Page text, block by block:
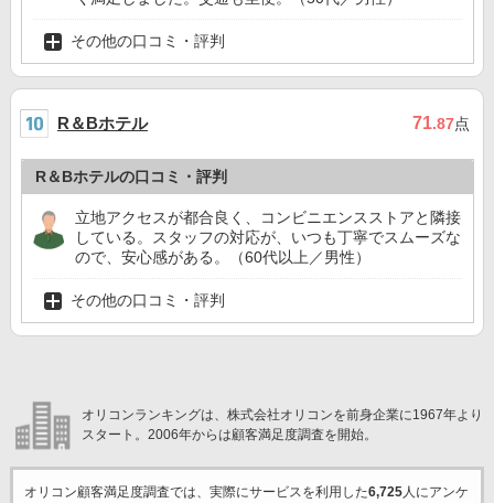
その他の口コミ・評判
R＆Bホテル 71.87点
R＆Bホテルの口コミ・評判
立地アクセスが都合良く、コンビニエンスストアと隣接
している。スタッフの対応が、いつも丁寧でスムーズな
ので、安心感がある。（60代以上／男性）
その他の口コミ・評判
オリコンランキングは、株式会社オリコンを前身企業に1967年より
スタート。2006年からは顧客満足度調査を開始。
オリコン顧客満足度調査では、実際にサービスを利用した6,725人にアンケ